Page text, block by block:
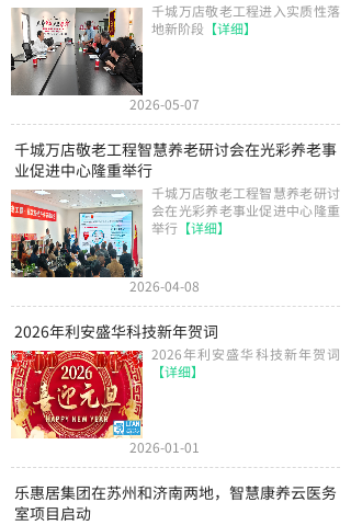
千城万店敬老工程进入实质性落
地新阶段 【详细】
2026-05-07
千城万店敬老工程智慧养老研讨会在光彩养老事
业促进中心隆重举行
千城万店敬老工程智慧养老研讨
会在光彩养老事业促进中心隆重
举行 【详细】
2026-04-08
2026年利安盛华科技新年贺词
2026年利安盛华科技新年贺词
【详细】
2026-01-01
乐惠居集团在苏州和济南两地，智慧康养云医务
室项目启动